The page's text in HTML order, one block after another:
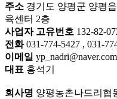
주소 경기도 양평군 양평
육센터 2층
사업자 고유번호 132-82-
전화031-774-5427 , 031-
이메일 yp_nadri@naver.com
대표 홍석기
회사명 양평농촌나드리협